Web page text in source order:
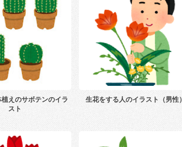
えのサボテンのイラ
スト
生花をする人のイラスト（男性）